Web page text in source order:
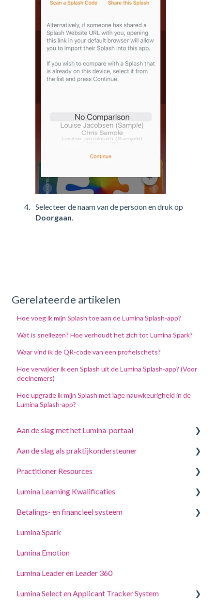
Selecteer de naam van de persoon en druk op
Doorgaan
Gerelateerde artikelen
Hoe voeg ik mijn Splash toe aan de Lumina Splash-app?
Wat is snellezen? Hoe verhoudt het zich tot Lumina Spark?
Waar vind ik de QR-code van een profielschets?
Hoe verwijder ik een Splash uit de Lumina Splash-app? (Voor
deelnemers)
Hoe upgrade ik mijn Splash met lage nauwkeurigheid in de
Lumina Splash-app?
Aan de slag met het Lumina-portaal
Beantwoord een vragenlijst of voltooi een taak
Log in op uw account
Uw Portretten
Accountinstellingen bijwerken
Aan de slag als praktijkondersteuner
Een project maken, deelnemers uitnodigen
Beheer uw projectinstellingen
Beheer uw Practitioner-profielinstellingen
Gedelegeerde toegang
Practitioner Resources
Coaching- en Workshopgidsen
Lumina Learning Kwalificaties
Online Leerportaal (LLXP)
Betalings- en financieel systeem
Punten kopen en transacties bekijken
Lumina Spark
Lumina Emotion
Lumina Leader en Leader 360
Lumina Select en Applicant Tracker System